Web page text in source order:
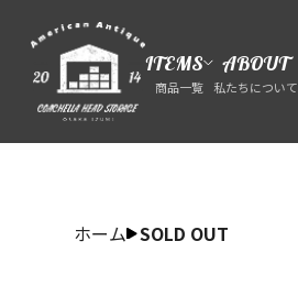
ITEMS
商品一覧
ABOUT
私たちについて
ホーム SOLD OUT